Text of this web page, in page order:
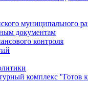
муниципального
документам
контроля
комплекс "Готов